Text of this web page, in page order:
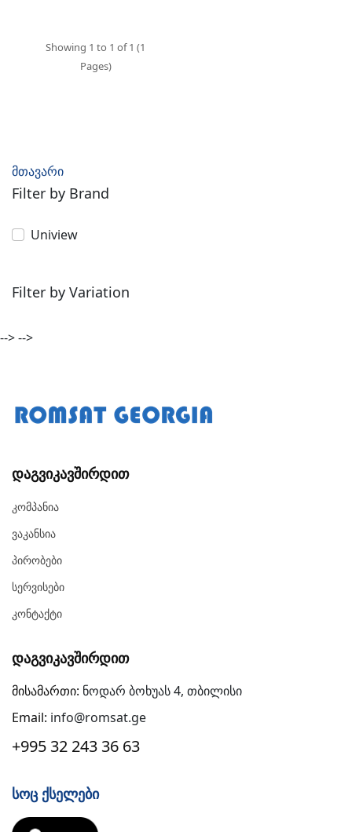
მთავარი
Filter by Brand
Uniview
Filter by Variation
Showing 1 to 1 of 1 (1
Pages)
-->-->
Დაგვიკავშირდით
Კომპანია
Ვაკანსია
Პირობები
Სერვისები
Კონტაქტი
Დაგვიკავშირდით
მისამართი: ნოდარ ბოხუას 4, თბილისი
Email: info@romsat.ge
+995 32 243 36 63
Სოც Ქსელები